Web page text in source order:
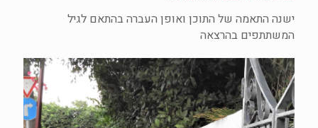
ישנה התאמה של התוכן ואופן העברה בהתאם לגיל
המשתתפים בהרצאה